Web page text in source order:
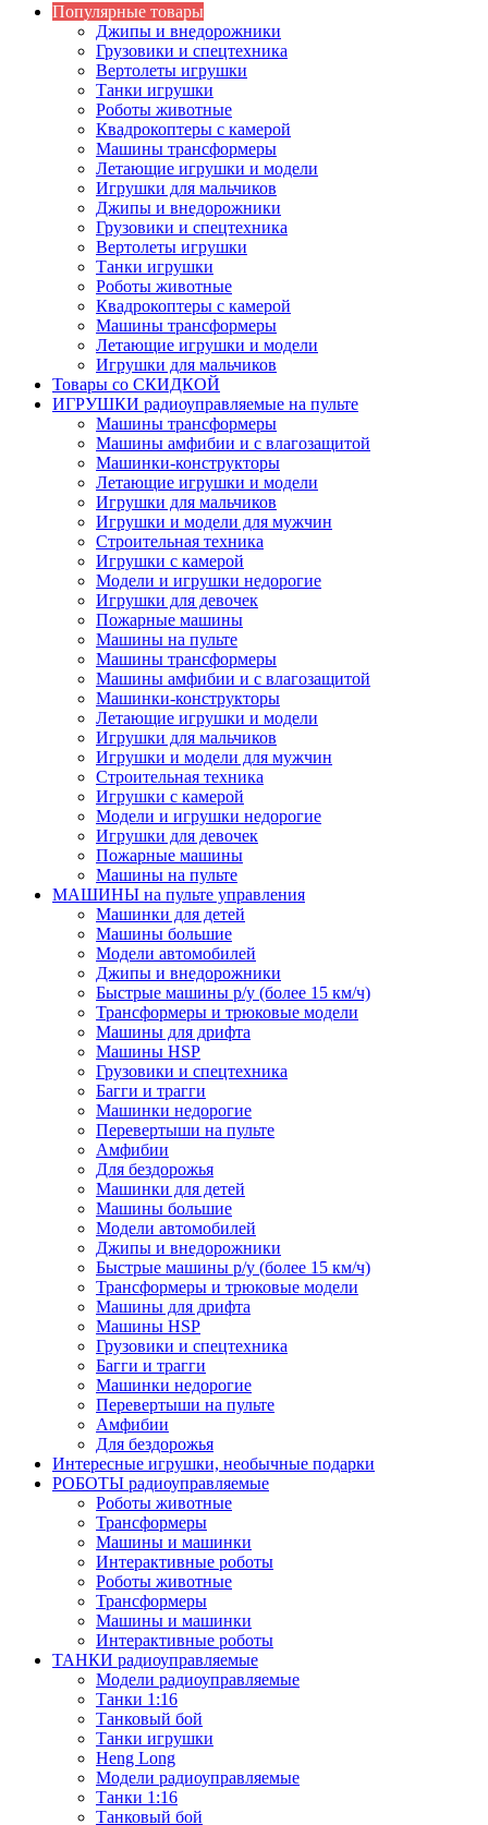
Популярные товары
Джипы и внедорожники
Грузовики и спецтехника
Вертолеты игрушки
Танки игрушки
Роботы животные
Квадрокоптеры с камерой
Машины трансформеры
Летающие игрушки и модели
Игрушки для мальчиков
Джипы и внедорожники
Грузовики и спецтехника
Вертолеты игрушки
Танки игрушки
Роботы животные
Квадрокоптеры с камерой
Машины трансформеры
Летающие игрушки и модели
Игрушки для мальчиков
Товары со СКИДКОЙ
ИГРУШКИ радиоуправляемые на пульте
Машины трансформеры
Машины амфибии и с влагозащитой
Машинки-конструкторы
Летающие игрушки и модели
Игрушки для мальчиков
Игрушки и модели для мужчин
Строительная техника
Игрушки с камерой
Модели и игрушки недорогие
Игрушки для девочек
Пожарные машины
Машины на пульте
Машины трансформеры
Машины амфибии и с влагозащитой
Машинки-конструкторы
Летающие игрушки и модели
Игрушки для мальчиков
Игрушки и модели для мужчин
Строительная техника
Игрушки с камерой
Модели и игрушки недорогие
Игрушки для девочек
Пожарные машины
Машины на пульте
МАШИНЫ на пульте управления
Машинки для детей
Машины большие
Модели автомобилей
Джипы и внедорожники
Быстрые машины р/у (более 15 км/ч)
Трансформеры и трюковые модели
Машины для дрифта
Машины HSP
Грузовики и спецтехника
Багги и трагги
Машинки недорогие
Перевертыши на пульте
Амфибии
Для бездорожья
Машинки для детей
Машины большие
Модели автомобилей
Джипы и внедорожники
Быстрые машины р/у (более 15 км/ч)
Трансформеры и трюковые модели
Машины для дрифта
Машины HSP
Грузовики и спецтехника
Багги и трагги
Машинки недорогие
Перевертыши на пульте
Амфибии
Для бездорожья
Интересные игрушки, необычные подарки
РОБОТЫ радиоуправляемые
Роботы животные
Трансформеры
Машины и машинки
Интерактивные роботы
Роботы животные
Трансформеры
Машины и машинки
Интерактивные роботы
ТАНКИ радиоуправляемые
Модели радиоуправляемые
Танки 1:16
Танковый бой
Танки игрушки
Heng Long
Модели радиоуправляемые
Танки 1:16
Танковый бой